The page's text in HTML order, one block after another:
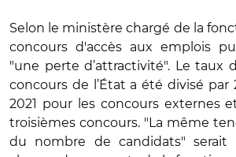
Selon le ministère chargé de la
concours d'accès aux emplois
"une perte d’attractivité". Le taux
concours de l’État a été divisé par
2021 pour les concours externes
troisièmes concours. "La même
du nombre de candidats" serait